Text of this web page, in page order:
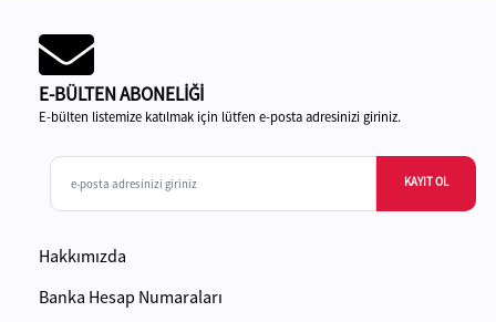
E-BÜLTEN ABONELİĞİ
E-bülten listemize katılmak için lütfen e-posta adresinizi giriniz.
KAYIT OL
Hakkımızda
Banka Hesap Numaraları